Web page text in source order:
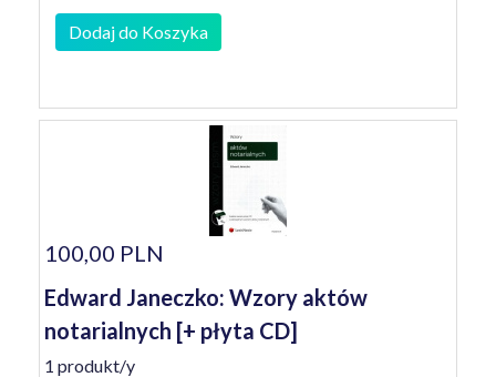
Dodaj do Koszyka
100,00 PLN
Edward Janeczko: Wzory aktów
notarialnych [+ płyta CD]
1 produkt/y